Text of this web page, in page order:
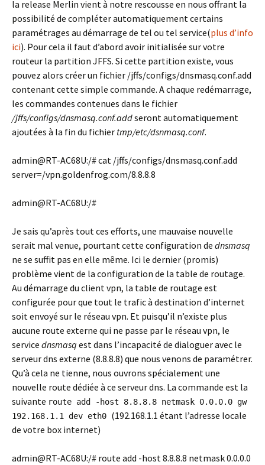
la release Merlin vient à notre rescousse en nous offrant la
possibilité de compléter automatiquement certains
paramétrages au démarrage de tel ou tel service(plus d’info
ici). Pour cela il faut d’abord avoir initialisée sur votre
routeur la partition JFFS. Si cette partition existe, vous
pouvez alors créer un fichier /jffs/configs/dnsmasq.conf.add
contenant cette simple commande. A chaque redémarrage,
les commandes contenues dans le fichier
/jffs/configs/dnsmasq.conf.addseront automatiquement
ajoutées à la fin du fichier tmp/etc/dsnmasq.conf.
admin@RT-AC68U:/# cat /jffs/configs/dnsmasq.conf.add
server=/vpn.goldenfrog.com/8.8.8.8
admin@RT-AC68U:/#
Je sais qu’après tout ces efforts, une mauvaise nouvelle
serait mal venue, pourtant cette configuration de dnsmasq
ne se suffit pas en elle même. Ici le dernier (promis)
problème vient de la configuration de la table de routage.
Au démarrage du client vpn, la table de routage est
configurée pour que tout le trafic à destination d’internet
soit envoyé sur le réseau vpn. Et puisqu’il n’existe plus
aucune route externe qui ne passe par le réseau vpn, le
service dnsmasq est dans l’incapacité de dialoguer avec le
serveur dns externe (8.8.8.8) que nous venons de paramétrer.
Qu’à cela ne tienne, nous ouvrons spécialement une
nouvelle route dédiée à ce serveur dns. La commande est la
suivante route add -host 8.8.8.8 netmask 0.0.0.0 gw
192.168.1.1 dev eth0 (192.168.1.1 étant l’adresse locale
de votre box internet)
admin@RT-AC68U:/# route add -host 8.8.8.8 netmask 0.0.0.0